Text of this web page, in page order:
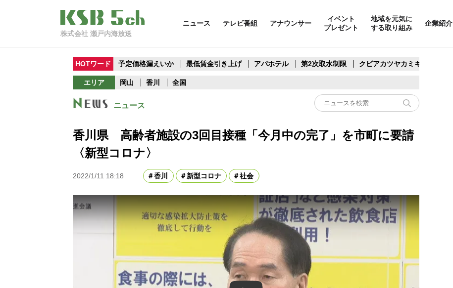
株式会社 瀬戸内海放送
ニュース テレビ番組 アナウンサー
イベント
プレゼント
地域を元気に
する取り組み
企業紹介
HOTワード 予定価格漏えいか 最低賃金引き上げ アパホテル 第2次取水制限 クビアカツヤカミキリ
エリア 岡山 香川 全国
ニュース
香川県 高齢者施設の3回目接種「今月中の完了」を市町に要請
〈新型コロナ〉
2022/1/11 18:18 香川 新型コロナ 社会